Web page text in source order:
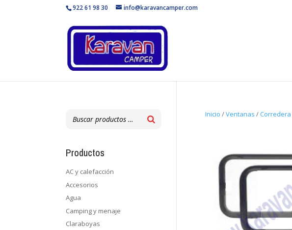
922 61 98 30 info@karavancamper.com
Inicio /Ventanas /Corredera
Productos
AC y calefacción
Accesorios
Agua
Camping y menaje
Claraboyas